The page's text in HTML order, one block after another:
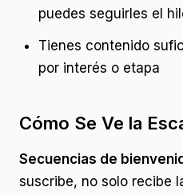
puedes seguirles el
Tienes contenido
por interés o etapa
Cómo Se Ve la
Secuencias de
suscribe, no solo recibe